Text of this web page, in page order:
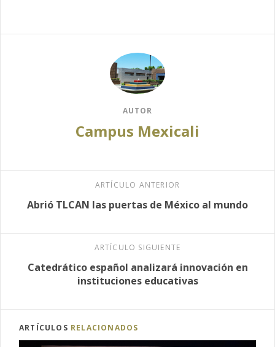
AUTOR
Campus Mexicali
ARTÍCULO ANTERIOR
Abrió TLCAN las puertas de México al mundo
ARTÍCULO SIGUIENTE
Catedrático español analizará innovación en
instituciones educativas
ARTÍCULOS RELACIONADOS